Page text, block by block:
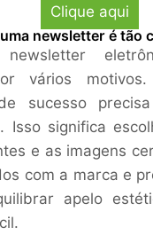
Clique aqui
newsletter é tão
vários
sucesso
Isso significa
e as imagens
com a marca e
apelo